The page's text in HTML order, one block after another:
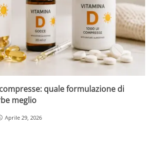
quale formulazione di
meglio
Aprile 29, 2026